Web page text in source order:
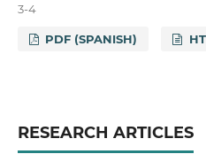
3-4
PDF (SPANISH)
RESEARCH ARTICLES